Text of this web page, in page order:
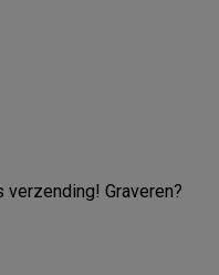
Graveren?